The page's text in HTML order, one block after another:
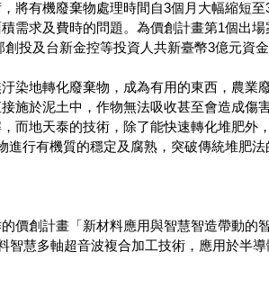
將有機廢棄物處理時間自3個月大幅縮短
需求及費時的問題。為價創計畫第1個出
投及台新金控等投資人共新臺幣3億元資金
地轉化廢棄物，成為有用的東西，農業
施於泥土中，作物無法吸收甚至會造成傷
而地天泰的技術，除了能快速轉化堆肥外
行有機質的穩定及腐熟，突破傳統堆肥
價創計畫「新材料應用與智慧智造帶動的
慧多軸超音波複合加工技術，應用於半